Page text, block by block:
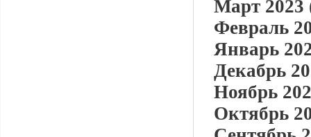
Март 2023
Февраль
Январь
Декабрь
Ноябрь
Октябрь